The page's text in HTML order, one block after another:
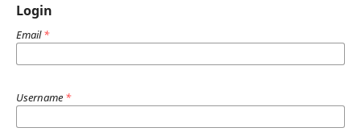
Login
Email*
Username *